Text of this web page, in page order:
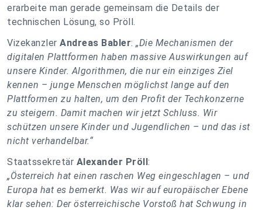
erarbeite man gerade gemeinsam die Details der
technischen Lösung, so Pröll.
Vizekanzler Andreas Babler: „Die Mechanismen der
digitalen Plattformen haben massive Auswirkungen auf
unsere Kinder. Algorithmen, die nur ein einziges Ziel
kennen – junge Menschen möglichst lange auf den
Plattformen zu halten, um den Profit der Techkonzerne
zu steigern. Damit machen wir jetzt Schluss. Wir
schützen unsere Kinder und Jugendlichen – und das ist
nicht verhandelbar.“
Staatssekretär Alexander Pröll:
„Österreich hat einen raschen Weg eingeschlagen – und
Europa hat es bemerkt. Was wir auf europäischer Ebene
klar sehen: Der österreichische Vorstoß hat Schwung in